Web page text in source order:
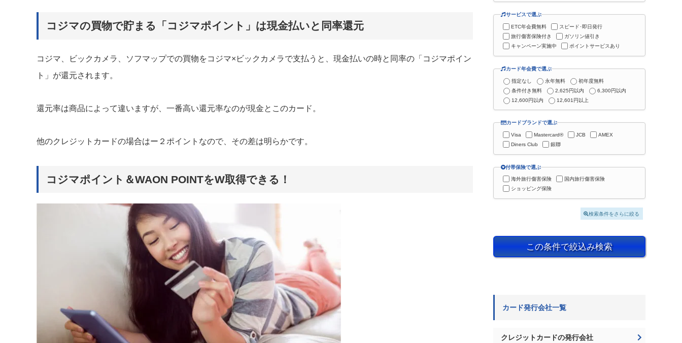
コジマの買物で貯まる「コジマポイント」は現金払いと同率還元
コジマ、ビックカメラ、ソフマップでの買物をコジマ×ビックカメラで支払うと、現金払いの時と同率の「コジマポイン
ト」が還元されます。
還元率は商品によって違いますが、一番高い還元率なのが現金とこのカード。
他のクレジットカードの場合はー２ポイントなので、その差は明らかです。
コジマポイント＆WAON POINTをW取得できる！
サービスで選ぶ
ETC年会費無料
スピード･即日発行
旅行傷害保険付き
ガソリン値引き
キャンペーン実施中
ポイントサービスあり
カード年会費で選ぶ
指定なし 永年無料
初年度無料
条件付き無料
2,625円以内
6,300円以内
12,600円以内
12,601円以上
カードブランドで選ぶ
Visa Mastercard® JCB
AMEX
Diners Club
銀聯
付帯保険で選ぶ
海外旅行傷害保険
国内旅行傷害保険
ショッピング保険
検索条件をさらに絞る
この条件で絞込み検索
カード発行会社一覧
クレジットカードの発行会社